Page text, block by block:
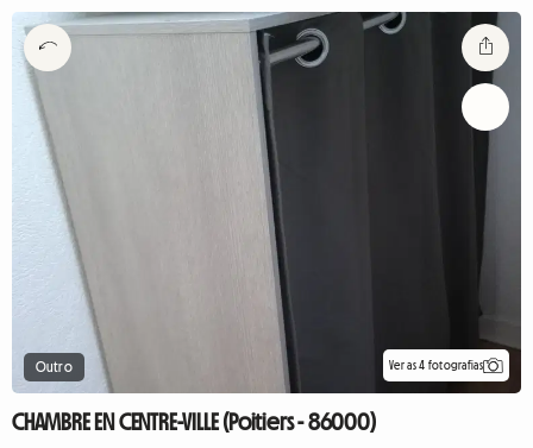
Outro Ver as 4 fotografias
CHAMBRE EN CENTRE-VILLE (Poitiers - 86000)